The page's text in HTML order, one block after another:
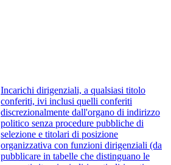
Incarichi dirigenziali, a qualsiasi titolo
conferiti, ivi inclusi quelli conferiti
discrezionalmente dall'organo di indirizzo
politico senza procedure pubbliche di
selezione e titolari di posizione
organizzativa con funzioni dirigenziali (da
pubblicare in tabelle che distinguano le